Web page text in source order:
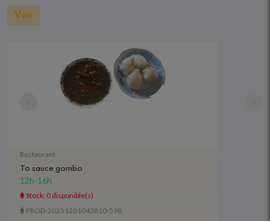
Voir
Restaurant
To sauce gombo
12h-16h
Stock: 0 disponible(s)
PROD-20251201043810-598